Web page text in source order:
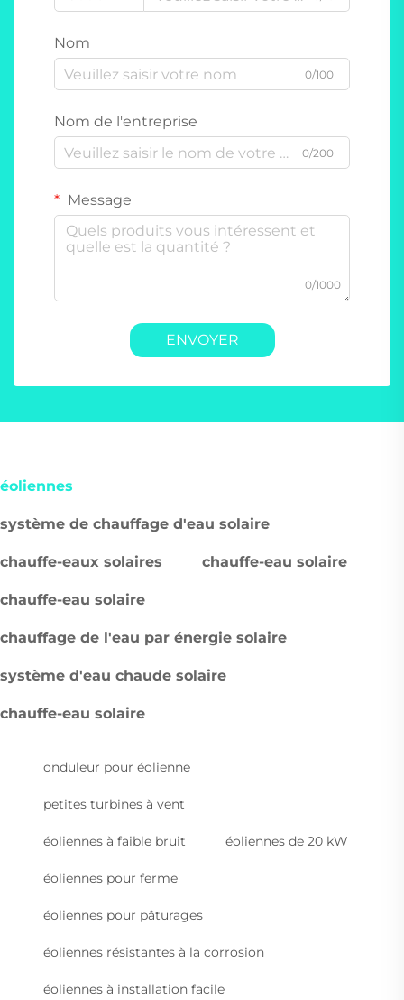
Nom
0/100
Nom de l'entreprise
0/200
Message
0/1000
ENVOYER
éoliennes
système de chauffage d'eau solaire
chauffe-eaux solaires chauffe-eau solaire
chauffe-eau solaire
chauffage de l'eau par énergie solaire
système d'eau chaude solaire
chauffe-eau solaire
onduleur pour éolienne
petites turbines à vent
éoliennes à faible bruit éoliennes de 20 kW
éoliennes pour ferme
éoliennes pour pâturages
éoliennes résistantes à la corrosion
éoliennes à installation facile